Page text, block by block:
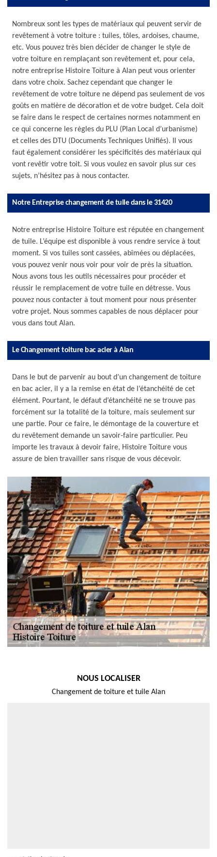
Nombreux sont les types de matériaux qui peuvent servir de
revêtement à votre toiture : tuiles, tôles, ardoises, chaume,
etc. Vous pouvez très bien décider de changer le style de
votre toiture en remplaçant son revêtement et, pour cela,
notre entreprise Histoire Toiture à Alan peut vous orienter
dans votre choix. Sachez cependant que changer le
revêtement de votre toiture ne dépend pas seulement de vos
goûts en matière de décoration et de votre budget. Cela doit
se faire dans le respect de certaines normes notamment en
ce qui concerne les règles du PLU (Plan Local d’urbanisme)
et celles des DTU (Documents Techniques Unifiés). Il vous
faut également considérer les spécificités des matériaux qui
vont revêtir votre toit. Si vous voulez en savoir plus sur ces
sujets, n’hésitez pas à nous contacter.
Notre Entreprise changement de tuile dans le 31420
Notre entreprise Histoire Toiture est réputée en changement
de tuile. L’équipe est disponible à vous rendre service à tout
moment. Si vos tuiles sont cassées, abîmées ou déplacées,
vous pouvez venir nous voir pour voir de près la situation.
Nous avons tous les outils nécessaires pour procéder et
réussir le remplacement de votre tuile en détresse. Vous
pouvez nous contacter à tout moment pour nous présenter
votre projet. Nous sommes capables de nous déplacer pour
vous dans tout Alan.
Le Changement toiture bac acier à Alan
Dans le but de parvenir au bout d’un changement de toiture
en bac acier, il y a la remise en état de l’étanchéité de cet
élément. Pourtant, le défaut d’étanchéité ne se trouve pas
forcément sur la totalité de la toiture, mais seulement sur
une partie. Pour ce faire, le démontage de la couverture et
du revêtement demande un savoir-faire particulier. Peu
importe les travaux à devoir faire, Histoire Toiture vous
assure de bien travailler sans risque de vous décevoir.
NOUS LOCALISER
Changement de toiture et tuile Alan